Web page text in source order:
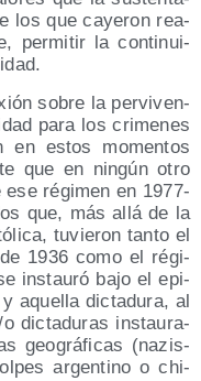
los que caye­ron rea­
per­mi­tir la con­ti­nui­
sobre la per­vi­ven­
para los cri­me­nes
en estos momen­tos
que en nin­gún otro
régi­men en 1977-
que, más allá de la
tuvie­ron tan­to el
1936 como el régi­
ins­tau­ró bajo el epi­
aque­lla dic­ta­du­ra, al
dic­ta­du­ras ins­tau­ra­
geo­grá­fi­cas (nazis­
argen­tino o chi­